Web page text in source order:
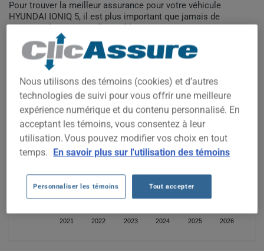
Pour trouver la meilleur assurance pour votre véhicule
HYUNDAI IONIQ 5, il est plus important que jamais de
comparer les options disponibles.
2021 2022 2023 2024 2025 2026
1 200$
1 600$
1 800$
2 200$
Nous utilisons des témoins (cookies) et d’autres
technologies de suivi pour vous offrir une meilleure
expérience numérique et du contenu personnalisé. En
acceptant les témoins, vous consentez à leur
utilisation. Vous pouvez modifier vos choix en tout
temps. En savoir plus sur l'utilisation des témoins
Personnaliser les témoins Tout accepter